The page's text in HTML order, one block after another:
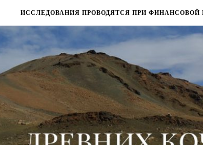
ИССЛЕДОВАНИЯ ПРОВОДЯТСЯ ПРИ ФИНАНСОВОЙ